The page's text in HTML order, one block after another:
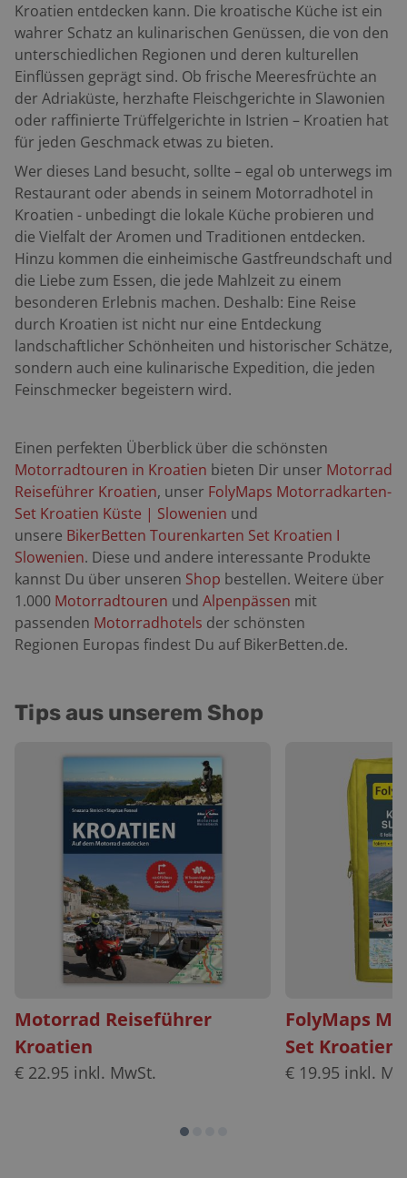
Kroatien entdecken kann. Die kroatische Küche ist ein
wahrer Schatz an kulinarischen Genüssen, die von den
unterschiedlichen Regionen und deren kulturellen
Einflüssen geprägt sind. Ob frische Meeresfrüchte an
der Adriaküste, herzhafte Fleischgerichte in Slawonien
oder raffinierte Trüffelgerichte in Istrien – Kroatien hat
für jeden Geschmack etwas zu bieten.
Wer dieses Land besucht, sollte – egal ob unterwegs im
Restaurant oder abends in seinem Motorradhotel in
Kroatien - unbedingt die lokale Küche probieren und
die Vielfalt der Aromen und Traditionen entdecken.
Hinzu kommen die einheimische Gastfreundschaft und
die Liebe zum Essen, die jede Mahlzeit zu einem
besonderen Erlebnis machen. Deshalb: Eine Reise
durch Kroatien ist nicht nur eine Entdeckung
landschaftlicher Schönheiten und historischer Schätze,
sondern auch eine kulinarische Expedition, die jeden
Feinschmecker begeistern wird.
Einen perfekten Überblick über die schönsten
Motorradtouren in Kroatien bieten Dir unser Motorrad
Reiseführer Kroatien, unser FolyMaps Motorradkarten-
Set Kroatien Küste | Slowenien und
unsere BikerBetten Tourenkarten Set Kroatien I
Slowenien. Diese und andere interessante Produkte
kannst Du über unseren Shop bestellen. Weitere über
1.000 Motorradtouren und Alpenpässen mit
passenden Motorradhotels der schönsten
Regionen Europas findest Du auf BikerBetten.de.
Tips aus unserem Shop
Motorrad Reiseführer
Kroatien
€ 22.95 inkl. MwSt.
FolyMaps
Set Kroatien
€ 19.95 inkl.